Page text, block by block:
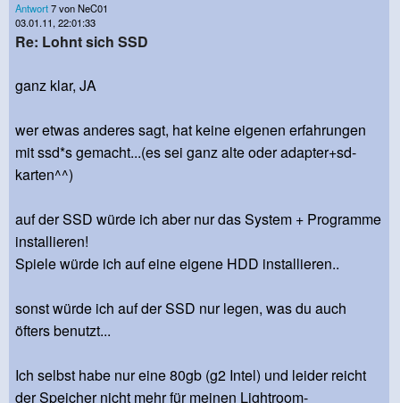
Antwort7 von NeC01
03.01.11, 22:01:33
Re: Lohnt sich SSD
ganz klar, JA
wer etwas anderes sagt, hat keine eigenen erfahrungen
mit ssd*s gemacht...(es sei ganz alte oder adapter+sd-
karten^^)
auf der SSD würde ich aber nur das System + Programme
installieren!
Spiele würde ich auf eine eigene HDD installieren..
sonst würde ich auf der SSD nur legen, was du auch
öfters benutzt...
Ich selbst habe nur eine 80gb (g2 Intel) und leider reicht
der Speicher nicht mehr für meinen Lightroom-